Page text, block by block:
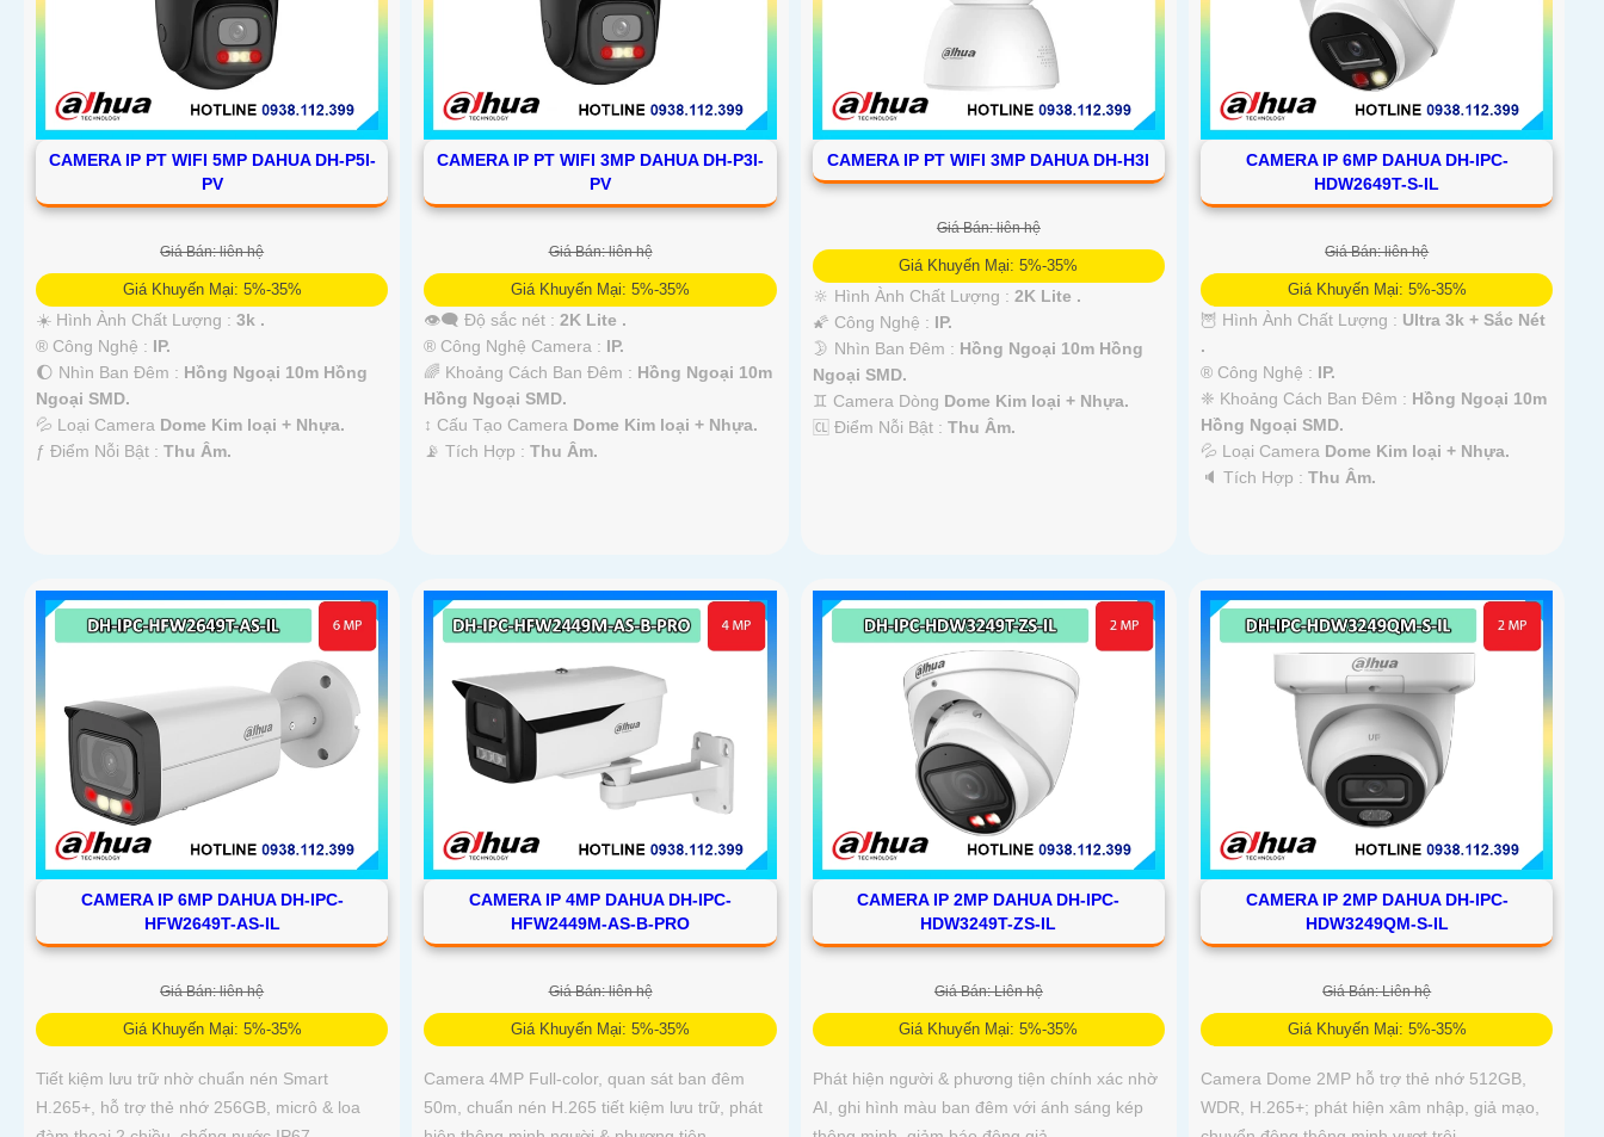
CAMERA IP PT WIFI 5MP DAHUA DH-P5I-
PV
Giá Bán: liên hệ
Giá Khuyến Mại: 5%-35%
☀️ Hình Ành Chất Lượng : 3k .
®️ Công Nghệ : IP.
🌔 Nhìn Ban Đêm : Hồng Ngoại 10m Hồng
Ngoại SMD.
💦 Loại Camera Dome Kim loại + Nhựa.
️ƒ Điểm Nỗi Bật : Thu Âm.
CAMERA IP PT WIFI 3MP DAHUA DH-P3I-
PV
Giá Bán: liên hệ
Giá Khuyến Mại: 5%-35%
👁️‍🗨 Độ sắc nét :2K Lite .
®️ Công Nghệ Camera : IP.
🌈 Khoảng Cách Ban Đêm : Hồng Ngoại 10m
Hồng Ngoại SMD.
↕️ Cấu Tạo Camera Dome Kim loại + Nhựa.
️📡 Tích Hợp :Thu Âm.
CAMERA IP PT WIFI 3MP DAHUA DH-H3I
Giá Bán: liên hệ
Giá Khuyến Mại: 5%-35%
🔆 Hình Ành Chất Lượng : 2K Lite .
🌠 Công Nghệ : IP.
🌛 Nhìn Ban Đêm : Hồng Ngoại 10m Hồng
Ngoại SMD.
♊ Camera Dòng Dome Kim loại + Nhựa.
️🆑 Điểm Nỗi Bật : Thu Âm.
CAMERA IP 6MP DAHUA DH-IPC-
HDW2649T-S-IL
Giá Bán: liên hệ
Giá Khuyến Mại: 5%-35%
🦉 Hình Ành Chất Lượng : Ultra 3k + Sắc Nét
.
®️ Công Nghệ : IP.
❈ Khoảng Cách Ban Đêm : Hồng Ngoại 10m
Hồng Ngoại SMD.
💦 Loại Camera Dome Kim loại + Nhựa.
️🔈 Tích Hợp :Thu Âm.
CAMERA IP 6MP DAHUA DH-IPC-
HFW2649T-AS-IL
Giá Bán: liên hệ
Giá Khuyến Mại: 5%-35%
Tiết kiệm lưu trữ nhờ chuẩn nén Smart
H.265+, hỗ trợ thẻ nhớ 256GB, micrô & loa
CAMERA IP 4MP DAHUA DH-IPC-
HFW2449M-AS-B-PRO
Giá Bán: liên hệ
Giá Khuyến Mại: 5%-35%
Camera 4MP Full-color, quan sát ban đêm
50m, chuẩn nén H.265 tiết kiệm lưu trữ, phát
CAMERA IP 2MP DAHUA DH-IPC-
HDW3249T-ZS-IL
Giá Bán: Liên hệ
Giá Khuyến Mại: 5%-35%
Phát hiện người & phương tiện chính xác nhờ
AI, ghi hình màu ban đêm với ánh sáng kép
CAMERA IP 2MP DAHUA DH-IPC-
HDW3249QM-S-IL
Giá Bán: Liên hệ
Giá Khuyến Mại: 5%-35%
Camera Dome 2MP hỗ trợ thẻ nhớ 512GB,
WDR, H.265+; phát hiện xâm nhập, giả mạo,